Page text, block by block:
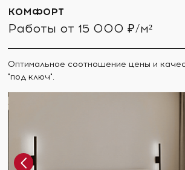
КОМФОРТ
Работы от 15 000 ₽/м²
Оптимальное соотношение цены и
"под ключ".